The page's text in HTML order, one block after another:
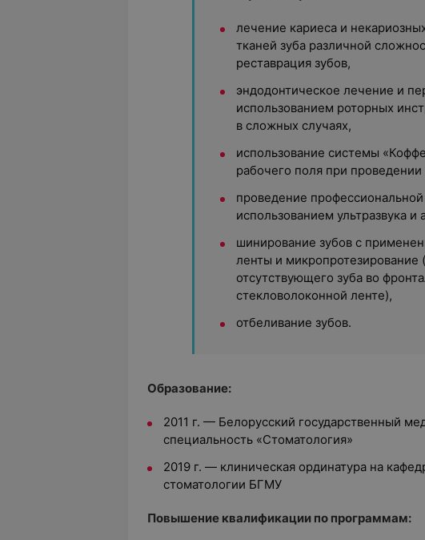
лечение кариеса и
тканей зуба различной
реставрация зубов,
эндодонтическое лечение и
использованием роторных
в сложных случаях,
использование системы
рабочего поля при проведении
проведение
использованием ультразвука и
шинирование зубов с
ленты и микропротезирование
отсутствующего зуба во
стекловолоконной ленте),
отбеливание зубов.
Образование:
2011 г. — Белорусский государственный
специальность «Стоматология»
2019 г. — клиническая ординатура на
стоматологии БГМУ
Повышение квалификации по программам: